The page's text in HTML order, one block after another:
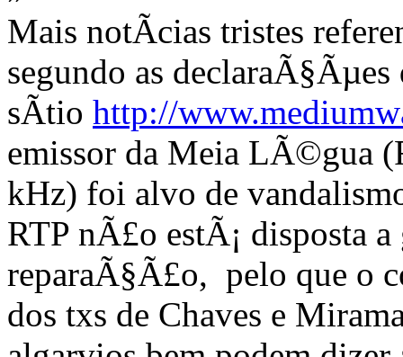
Mais notÃ­cias tristes
segundo as
sÃ­tio http://
emissor da Meia LÃ©gua
kHz) foi alvo de
RTP nÃ£o estÃ¡ disposta
reparaÃ§Ã£o, pelo que o
dos txs de Chaves e